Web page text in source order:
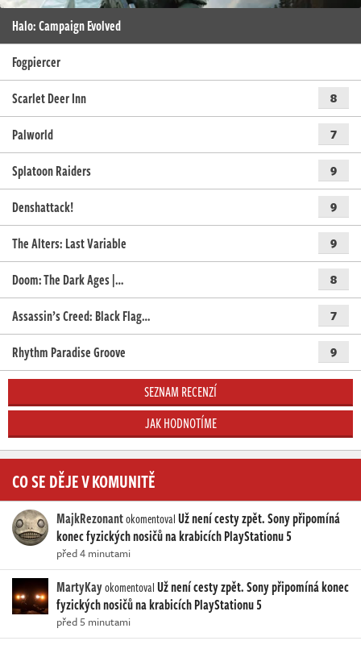
Halo: Campaign Evolved
Fogpiercer
Scarlet Deer Inn
8
Palworld 7
Splatoon Raiders 9
Denshattack! 9
The Alters: Last Variable 9
Doom: The Dark Ages |… 8
Assassin’s Creed: Black Flag… 7
Rhythm Paradise Groove 9
SEZNAM RECENZÍ
JAK HODNOTÍME
CO SE DĚJE V KOMUNITĚ
MajkRezonantokomentovalUž není cesty zpět. Sony připomíná
konec fyzických nosičů na krabicích PlayStationu 5
před 4 minutami
MartyKayokomentovalUž není cesty zpět. Sony připomíná konec
fyzických nosičů na krabicích PlayStationu 5
před 5 minutami